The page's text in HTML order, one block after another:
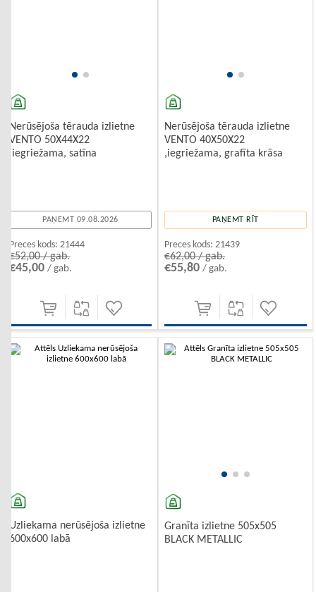
Nerūsējoša tērauda izlietne
VENTO 50X44X22
,iegriežama, satīna
PAŅEMT 09.08.2026
Preces kods: 21444
€52,00 / gab.
€45,00/ gab.
Nerūsējoša tērauda izlietne
VENTO 40X50X22
,iegriežama, grafīta krāsa
PAŅEMT RĪT
Preces kods: 21439
€62,00 / gab.
€55,80 / gab.
Uzliekama nerūsējoša izlietne
600x600 labā
Granīta izlietne 505x505
BLACK METALLIC